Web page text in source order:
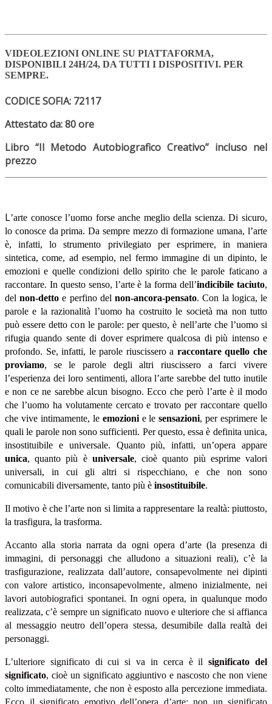
VIDEOLEZIONI ONLINE SU PIATTAFORMA,
DISPONIBILI 24H/24, DA TUTTI I DISPOSITIVI. PER
SEMPRE.
CODICE SOFIA: 72117
Attestato da: 80 ore
Libro “Il Metodo Autobiografico Creativo” incluso nel
prezzo
L’arte conosce l’uomo forse anche meglio della scienza. Di sicuro,
lo conosce da prima. Da sempre mezzo di formazione umana, l’arte
è, infatti, lo strumento privilegiato per esprimere, in maniera
sintetica, come, ad esempio, nel fermo immagine di un dipinto, le
emozioni e quelle condizioni dello spirito che le parole faticano a
raccontare. In questo senso, l’arte è la forma dell’indicibile taciuto,
delnon-detto e perfino delnon-ancora-pensato. Con la logica, le
parole e la razionalità l’uomo ha costruito le società ma non tutto
può essere detto con le parole: per questo, è nell’arte che l’uomo si
rifugia quando sente di dover esprimere qualcosa di più intenso e
profondo. Se, infatti, le parole riuscissero a raccontare quello che
proviamo, se le parole degli altri riuscissero a farci vivere
l’esperienza dei loro sentimenti, allora l’arte sarebbe del tutto inutile
e non ce ne sarebbe alcun bisogno. Ecco che però l’arte è il modo
che l’uomo ha volutamente cercato e trovato per raccontare quello
che vive intimamente, le emozionie lesensazioni, per esprimere le
quali le parole non sono sufficienti. Per questo, essa è definita unica,
insostituibile e universale. Quanto più, infatti, un’opera appare
unica, quanto più è universale, cioè quanto più esprime valori
universali, in cui gli altri si rispecchiano, e che non sono
comunicabili diversamente, tanto più è insostituibile.
Il motivo è che l’arte non si limita a rappresentare la realtà: piuttosto,
la trasfigura, la trasforma.
Accanto alla storia narrata da ogni opera d’arte (la presenza di
immagini, di personaggi che alludono a situazioni reali), c’è la
trasfigurazione, realizzata dall’autore, consapevolmente nei dipinti
con valore artistico, inconsapevolmente, almeno inizialmente, nei
lavori autobiografici spontanei. In ogni opera, in qualunque modo
realizzata, c’è sempre un significato nuovo e ulteriore che si affianca
al messaggio neutro dell’opera stessa, desumibile dalla realtà dei
personaggi.
L’ulteriore significato di cui si va in cerca è ilsignificato del
significato, cioè un significato aggiuntivo e nascosto che non viene
colto immediatamente, che non è esposto alla percezione immediata.
Ecco il significato emotivo dell’opera d’arte: non un significato